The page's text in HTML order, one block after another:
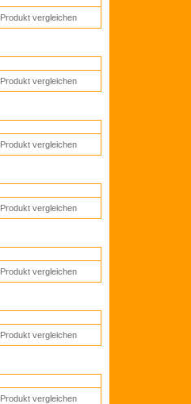
Produkt vergleichen
Produkt vergleichen
Produkt vergleichen
Produkt vergleichen
Produkt vergleichen
Produkt vergleichen
Produkt vergleichen